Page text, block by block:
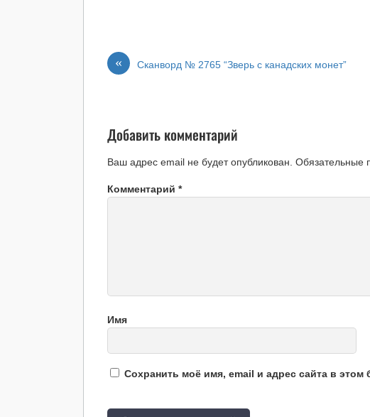
« Сканворд № 2765 “Зверь с канадских монет”
Добавить комментарий
Ваш адрес email не будет опубликован. Обязательные
Комментарий*
Имя
Сохранить моё имя, email и адрес сайта в